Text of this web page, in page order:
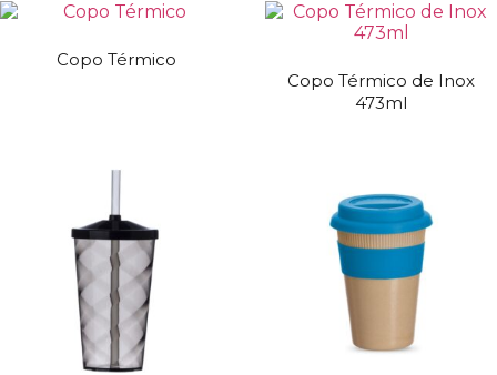
Copo Térmico
Copo Térmico de Inox
473ml